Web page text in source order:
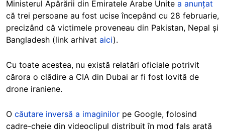
Ministerul Apărării din Emiratele Arabe Unite a anunțat
că trei persoane au fost ucise începând cu 28 februarie,
precizând că victimele proveneau din Pakistan, Nepal și
Bangladesh (link arhivat aici).
Cu toate acestea, nu există relatări oficiale potrivit
cărora o clădire a CIA din Dubai ar fi fost lovită de
drone iraniene.
O căutare inversă a imaginilor pe Google, folosind
cadre-cheie din videoclipul distribuit în mod fals arată